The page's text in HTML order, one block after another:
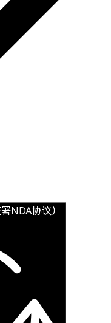
NDA协议）